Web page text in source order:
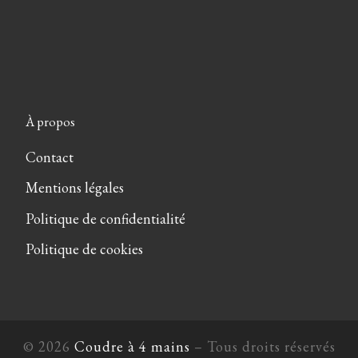
À propos
Contact
Mentions légales
Politique de confidentialité
Politique de cookies
© 2026 Coudre à 4 mains – Tous droits réservés